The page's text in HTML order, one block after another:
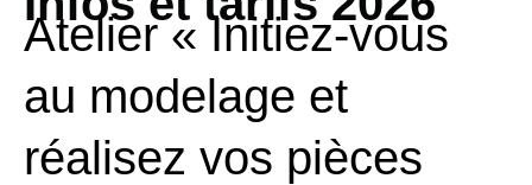
Atelier « Initiez-vous
au modelage et
réalisez vos pièces